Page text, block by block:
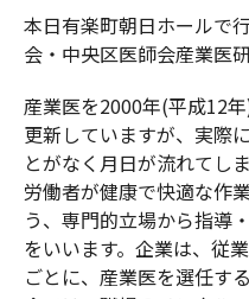
本日有楽町朝日ホールで
会・中央区医師会産業医
産業医を2000年(平成12
更新していますが、実際
とがなく月日が流れてし
労働者が健康で快適な作
う、専門的立場から指導
をいいます。企業は、従
ごとに、産業医を選任す